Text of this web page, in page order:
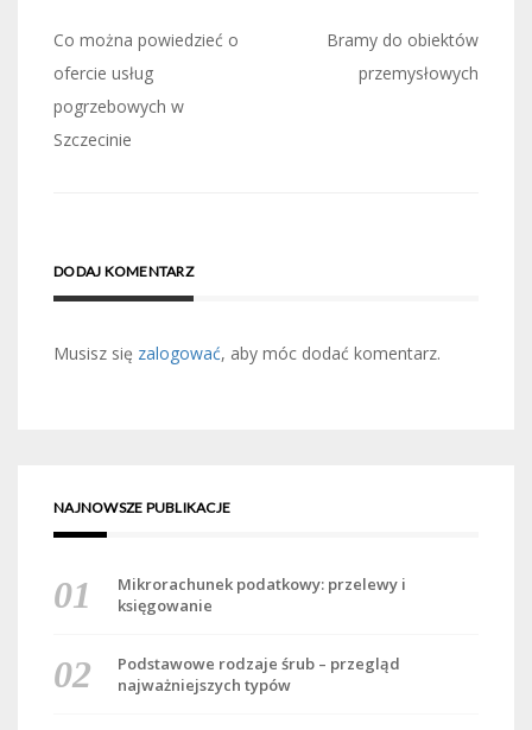
Nawigacja
wpisu
Co można powiedzieć o
ofercie usług
pogrzebowych w
Szczecinie
Bramy do obiektów
przemysłowych
DODAJ KOMENTARZ
Musisz się zalogować, aby móc dodać komentarz.
NAJNOWSZE PUBLIKACJE
Mikrorachunek podatkowy: przelewy i
księgowanie
Podstawowe rodzaje śrub – przegląd
najważniejszych typów